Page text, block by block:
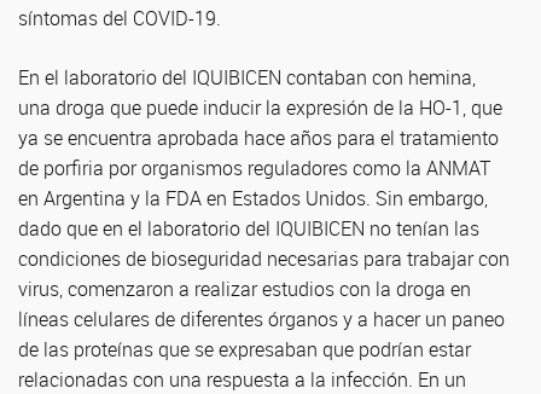
síntomas del COVID-19.
En el laboratorio del IQUIBICEN contaban con hemina,
una droga que puede inducir la expresión de la HO-1, que
ya se encuentra aprobada hace años para el tratamiento
de porfiria por organismos reguladores como la ANMAT
en Argentina y la FDA en Estados Unidos. Sin embargo,
dado que en el laboratorio del IQUIBICEN no tenían las
condiciones de bioseguridad necesarias para trabajar con
virus, comenzaron a realizar estudios con la droga en
líneas celulares de diferentes órganos y a hacer un paneo
de las proteínas que se expresaban que podrían estar
relacionadas con una respuesta a la infección. En un